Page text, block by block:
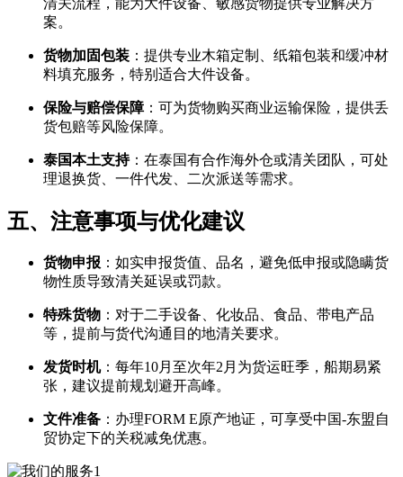
清关流程，能为大件设备、敏感货物提供专业解决方
案。
货物加固包装 ​：提供专业木箱定制、纸箱包装和缓冲材
料填充服务，特别适合大件设备。
保险与赔偿保障​：可为货物购买商业运输保险，提供丢
货包赔等风险保障。
泰国本土支持​：在泰国有合作海外仓或清关团队，可处
理退换货、一件代发、二次派送等需求。
五、注意事项与优化建议
货物申报 ​：如实申报货值、品名，避免低申报或隐瞒货
物性质导致清关延误或罚款。
特殊货物 ​：对于二手设备、化妆品、食品、带电产品
等，提前与货代沟通目的地清关要求。
发货时机​：每年10月至次年2月为货运旺季，船期易紧
张，建议提前规划避开高峰。
文件准备 ​：办理FORM E原产地证，可享受中国-东盟自
贸协定下的关税减免优惠。